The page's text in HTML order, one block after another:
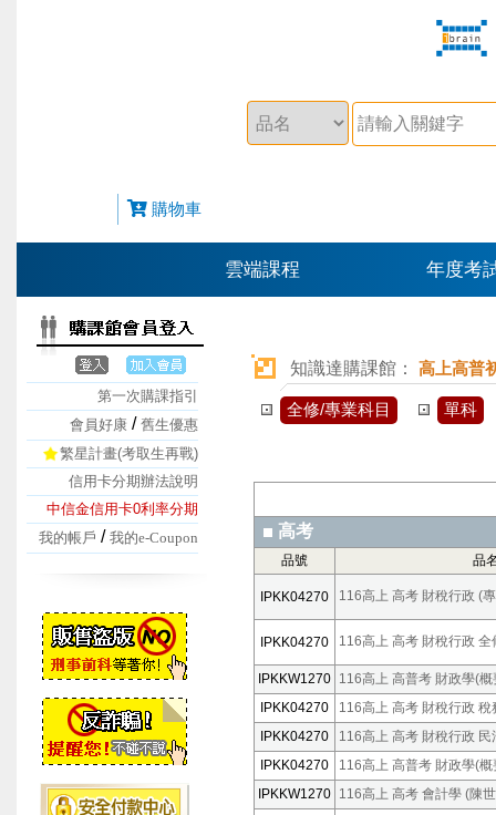
購物車
雲端課程 年度考
第一次購課指引
會員好康 / 舊生優惠
繁星計畫(考取生再戰)
信用卡分期辦法說明
中信金信用卡0利率分期
我的帳戶 / 我的e-Coupon
知識達購課館： 高上高普
全修/專業科目 單科
高考
品號 品
IPKK04270 116高上 高考 財稅行政 (
IPKK04270 116高上 高考 財稅行政 全
IPKKW1270
116高上 高普考 財政學(概
IPKK04270
116高上 高考 財稅行政 稅
IPKK04270
116高上 高考 財稅行政 民
IPKK04270
116高上 高普考 財政學(概
IPKKW1270
116高上 高考 會計學 (陳